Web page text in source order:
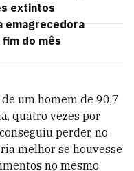
extintos
emagrecedora
do mês
um homem de 90,7
quatro vezes por
perder, no
melhor se houvesse
no mesmo